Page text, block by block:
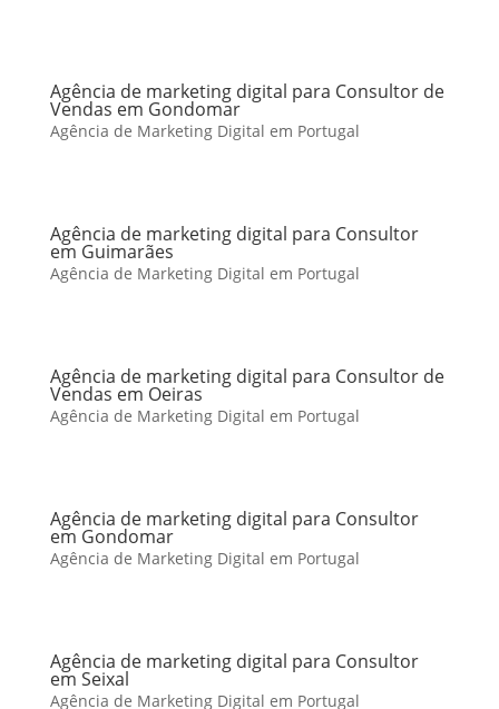
Agência de marketing digital para Consultor de
Vendas em Gondomar
Agência de Marketing Digital em Portugal
Agência de marketing digital para Consultor
em Guimarães
Agência de Marketing Digital em Portugal
Agência de marketing digital para Consultor de
Vendas em Oeiras
Agência de Marketing Digital em Portugal
Agência de marketing digital para Consultor
em Gondomar
Agência de Marketing Digital em Portugal
Agência de marketing digital para Consultor
em Seixal
Agência de Marketing Digital em Portugal